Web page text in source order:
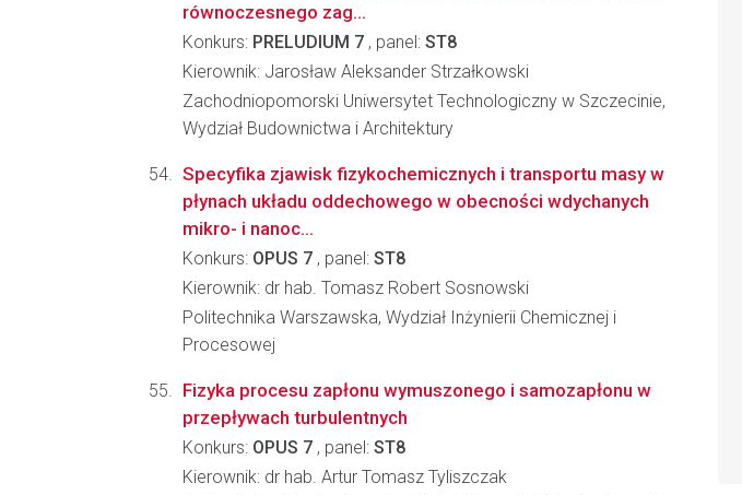
równoczesnego zag...
Konkurs: PRELUDIUM 7 , panel: ST8
Kierownik: Jarosław Aleksander Strzałkowski
Zachodniopomorski Uniwersytet Technologiczny w Szczecinie,
Wydział Budownictwa i Architektury
Specyfika zjawisk fizykochemicznych i transportu masy w
płynach układu oddechowego w obecności wdychanych
mikro- i nanoc...
Konkurs: OPUS 7 , panel: ST8
Kierownik: dr hab. Tomasz Robert Sosnowski
Politechnika Warszawska, Wydział Inżynierii Chemicznej i
Procesowej
Fizyka procesu zapłonu wymuszonego i samozapłonu w
przepływach turbulentnych
Konkurs: OPUS 7 , panel: ST8
Kierownik: dr hab. Artur Tomasz Tyliszczak